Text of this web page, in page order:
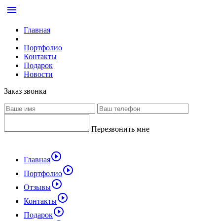
menu
Главная
Портфолио
Контакты
Подарок
Новости
Заказ звонка
Перезвонить мне
Главнаяplay_circle_outline
Портфолиоplay_circle_outline
Отзывыplay_circle_outline
Контактыplay_circle_outline
Подарокplay_circle_outline